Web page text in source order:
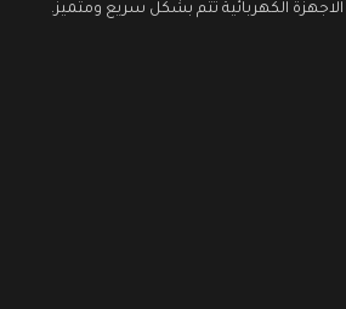
الكهربائية تتم بشكل سريع ومتميز.